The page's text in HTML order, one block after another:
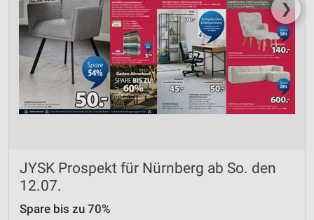
❯
JYSK Prospekt für Nürnberg ab So. den
12.07.
Spare bis zu 70%